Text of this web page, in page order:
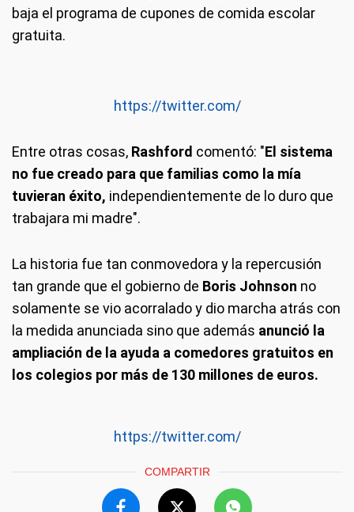
baja el programa de cupones de comida escolar
gratuita.
https://twitter.com/
Entre otras cosas, Rashford comentó: "El sistema
no fue creado para que familias como la mía
tuvieran éxito, independientemente de lo duro que
trabajara mi madre".
La historia fue tan conmovedora y la repercusión
tan grande que el gobierno de Boris Johnson no
solamente se vio acorralado y dio marcha atrás con
la medida anunciada sino que además anunció la
ampliación de la ayuda a comedores gratuitos en
los colegios por más de 130 millones de euros.
https://twitter.com/
COMPARTIR